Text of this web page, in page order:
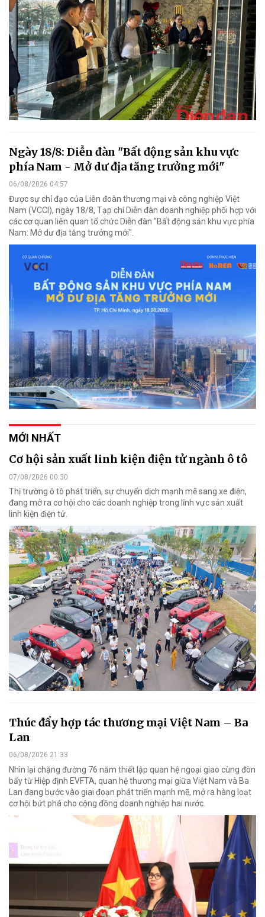
Ngày 18/8: Diễn đàn "Bất động sản khu vực
phía Nam - Mở dư địa tăng trưởng mới"
06/08/2026 04:57
Được sự chỉ đạo của Liên đoàn thương mại và công nghiệp Việt
Nam (VCCI), ngày 18/8, Tạp chí Diễn đàn doanh nghiệp phối hợp với
các cơ quan liên quan tổ chức Diễn đàn "Bất động sản khu vực phía
Nam: Mở dư địa tăng trưởng mới".
MỚI NHẤT
Cơ hội sản xuất linh kiện điện tử ngành ô tô
07/08/2026 00:30
Thị trường ô tô phát triển, sự chuyển dịch mạnh mẽ sang xe điện,
đang mở ra cơ hội cho các doanh nghiệp trong lĩnh vực sản xuất
linh kiện điện tử.
Thúc đẩy hợp tác thương mại Việt Nam – Ba
Lan
06/08/2026 21:33
Nhìn lại chặng đường 76 năm thiết lập quan hệ ngoại giao cùng đòn
bẩy từ Hiệp định EVFTA, quan hệ thương mại giữa Việt Nam và Ba
Lan đang bước vào giai đoạn phát triển mạnh mẽ, mở ra hàng loạt
cơ hội bứt phá cho cộng đồng doanh nghiệp hai nước.